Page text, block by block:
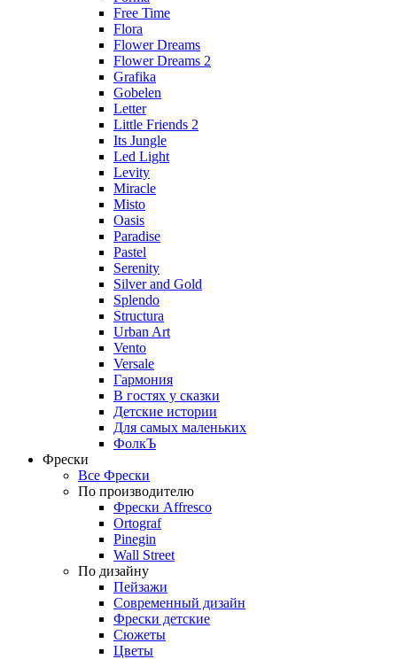
Free Time
Flora
Flower Dreams
Flower Dreams 2
Grafika
Gobelen
Letter
Little Friends 2
Its Jungle
Led Light
Levity
Miracle
Misto
Oasis
Paradise
Pastel
Serenity
Silver and Gold
Splendo
Structura
Urban Art
Vento
Versale
Гармония
В гостях у сказки
Детские истории
Для самых маленьких
ФолкЪ
Фрески
Все Фрески
По производителю
Фрески Affresco
Ortograf
Pinegin
Wall Street
По дизайну
Пейзажи
Современный дизайн
Фрески детские
Сюжеты
Цветы